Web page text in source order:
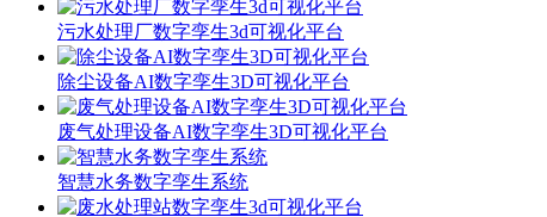
污水处理厂数字孪生3d可视化平台
除尘设备AI数字孪生3D可视化平台
废气处理设备AI数字孪生3D可视化平台
智慧水务数字孪生系统